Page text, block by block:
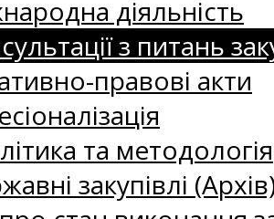
діяльність
з питань
правові акти
та методологія
закупівлі